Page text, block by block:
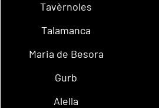
Tavèrnoles
Talamanca
Maria de Besora
Gurb
Alella